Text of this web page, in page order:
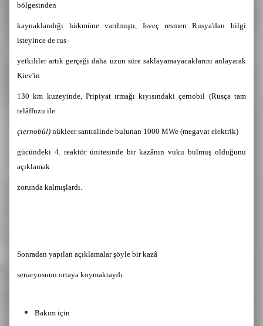
bölgesinden
kaynaklandığı hükmüne varılmıştı, İsveç resmen Rusya'dan bilgi
isteyince de rus
yetkililer artık gerçeği daha uzun süre saklayamayacaklarını anlayarak
Kiev'in
130 km kuzeyinde, Pripiyat ırmağı kıyısındaki çernobil (Rusça tam
telâffuzu ile
çiernobûl)nükleer santralinde bulunan 1000 MWe (megavat elektrik)
gücündeki 4. reaktör ünitesinde bir kazânın vuku bulmuş olduğunu
açıklamak
zorunda kalmışlardı.
Sonradan yapılan açıklamalar şöyle bir kazâ
senaryosunu ortaya koymaktaydı:
Bakım için